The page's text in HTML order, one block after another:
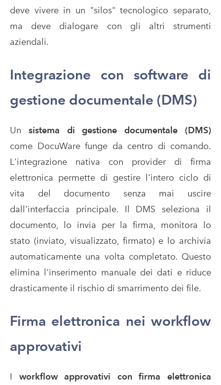
deve vivere in un "silos" tecnologico separato,
ma deve dialogare con gli altri strumenti
aziendali.
Integrazione con software di
gestione documentale (DMS)
Un sistema di gestione documentale (DMS)
come DocuWare funge da centro di comando.
L'integrazione nativa con provider di firma
elettronica permette di gestire l'intero ciclo di
vita del documento senza mai uscire
dall'interfaccia principale. Il DMS seleziona il
documento, lo invia per la firma, monitora lo
stato (inviato, visualizzato, firmato) e lo archivia
automaticamente una volta completato. Questo
elimina l'inserimento manuale dei dati e riduce
drasticamente il rischio di smarrimento dei file.
Firma elettronica nei workflow
approvativi
I workflow approvativi con firma elettronica